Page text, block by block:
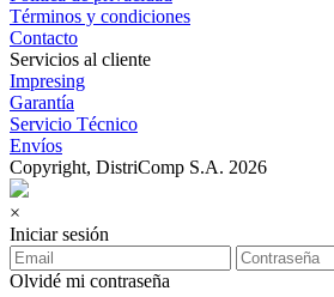
Términos y condiciones
Contacto
Servicios al cliente
Impresing
Garantía
Servicio Técnico
Envíos
Copyright, DistriComp S.A. 2026
×
Iniciar sesión
Olvidé mi contraseña